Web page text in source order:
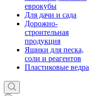
еврокубы
Для дачи и сада
Дорожно-
строительная
продукция
Ящики для песка,
соли и реагентов
Пластиковые ведра